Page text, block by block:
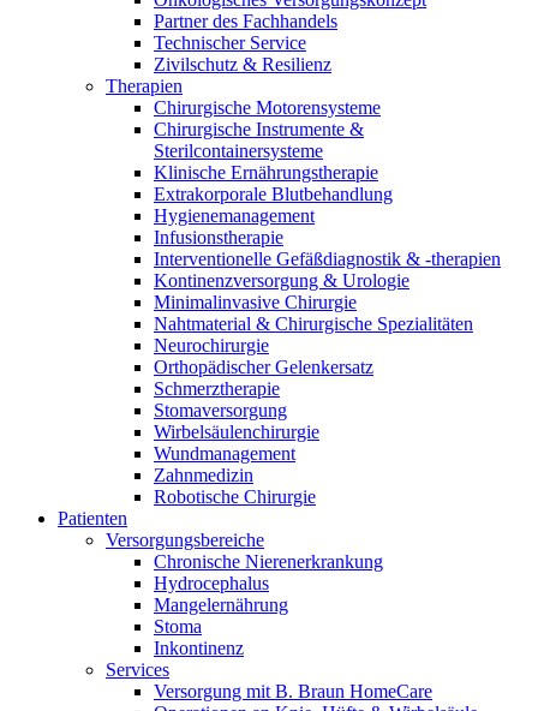
Gut zu wissen
MDR, eIFU & Co. – hier finden Sie nützliche Informationen
rund um unsere Produkte.
Innovation Hub und überzeugen Sie uns mit Ihrer Idee.
Im Dialog mit B. Braun. Hier treten Sie mit uns in
Verbindung.
Partner des Fachhandels
Technischer Service
Zivilschutz & Resilienz
Therapien
Chirurgische Motorensysteme
Chirurgische Instrumente &
Sterilcontainersysteme
Klinische Ernährungstherapie
Extrakorporale Blutbehandlung
Hygienemanagement
Infusionstherapie
Interventionelle Gefäßdiagnostik & -therapien
Kontinenzversorgung & Urologie
Minimalinvasive Chirurgie
Nahtmaterial & Chirurgische Spezialitäten
Neurochirurgie
Orthopädischer Gelenkersatz
Schmerztherapie
Stomaversorgung
Wirbelsäulenchirurgie
Wundmanagement
Zahnmedizin
Robotische Chirurgie
Patienten
Versorgungsbereiche
Chronische Nierenerkrankung
Hydrocephalus
Mangelernährung
Stoma
Inkontinenz
Services
Versorgung mit B. Braun HomeCare